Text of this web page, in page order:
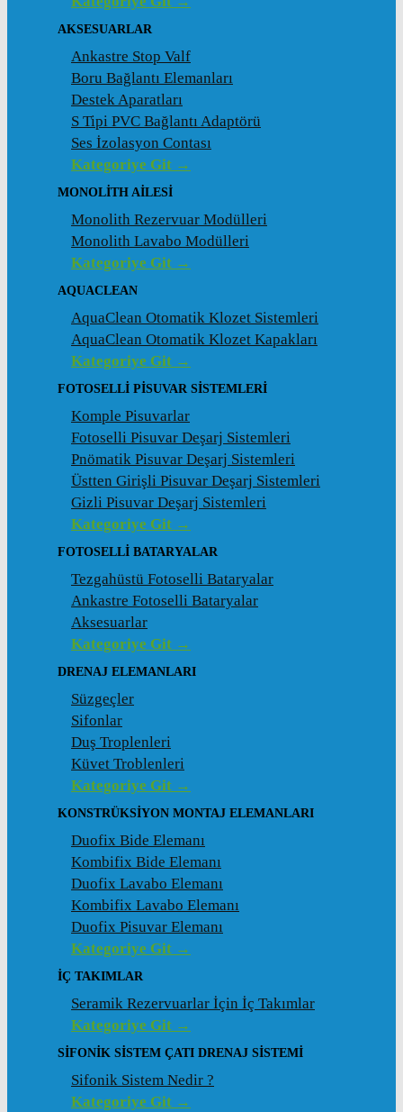
AKSESUARLAR
Ankastre Stop Valf
Boru Bağlantı Elemanları
Destek Aparatları
S Tipi PVC Bağlantı Adaptörü
Ses İzolasyon Contası
Kategoriye Git →
MONOLITH AILESI
Monolith Rezervuar Modülleri
Monolith Lavabo Modülleri
Kategoriye Git →
AQUACLEAN
AquaClean Otomatik Klozet Sistemleri
AquaClean Otomatik Klozet Kapakları
Kategoriye Git →
FOTOSELLI PISUVAR SISTEMLERI
Komple Pisuvarlar
Fotoselli Pisuvar Deşarj Sistemleri
Pnömatik Pisuvar Deşarj Sistemleri
Üstten Girişli Pisuvar Deşarj Sistemleri
Gizli Pisuvar Deşarj Sistemleri
Kategoriye Git →
FOTOSELLI BATARYALAR
Tezgahüstü Fotoselli Bataryalar
Ankastre Fotoselli Bataryalar
Aksesuarlar
Kategoriye Git →
DRENAJ ELEMANLARI
Süzgeçler
Sifonlar
Duş Troplenleri
Küvet Troblenleri
Kategoriye Git →
KONSTRÜKSIYON MONTAJ ELEMANLARI
Duofix Bide Elemanı
Kombifix Bide Elemanı
Duofix Lavabo Elemanı
Kombifix Lavabo Elemanı
Duofix Pisuvar Elemanı
Kategoriye Git →
İÇ TAKIMLAR
Seramik Rezervuarlar İçin İç Takımlar
Kategoriye Git →
SIFONIK SISTEM ÇATI DRENAJ SISTEMI
Sifonik Sistem Nedir ?
Kategoriye Git →